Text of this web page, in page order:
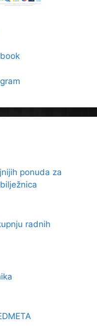
ponuda za
radnih